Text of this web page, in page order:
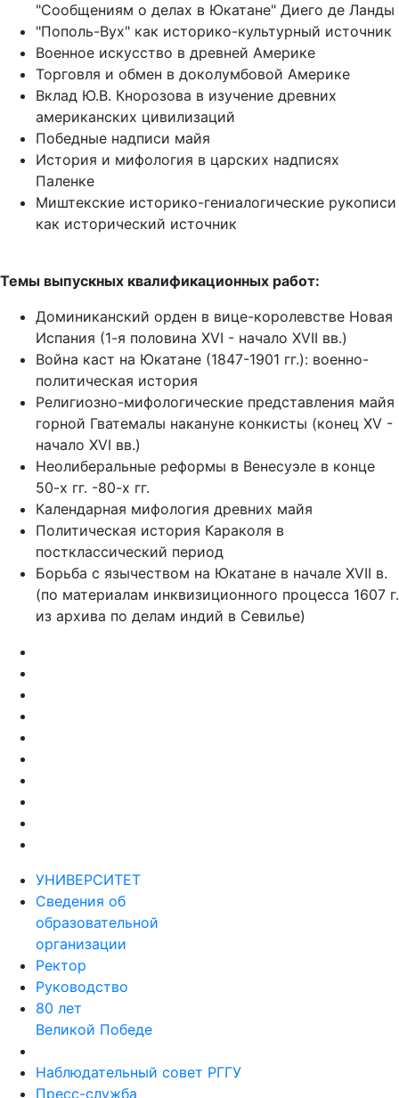
"Сообщениям о делах в Юкатане" Диего де Ланды
"Пополь-Вух" как историко-культурный источник
Военное искусство в древней Америке
Торговля и обмен в доколумбовой Америке
Вклад Ю.В. Кнорозова в изучение древних
американских цивилизаций
Победные надписи майя
История и мифология в царских надписях
Паленке
Миштекские историко-гениалогические рукописи
как исторический источник
Темы выпускных квалификационных работ:
Доминиканский орден в вице-королевстве Новая
Испания (1-я половина XVI - начало XVII вв.)
Война каст на Юкатане (1847-1901 гг.): военно-
политическая история
Религиозно-мифологические представления майя
горной Гватемалы накануне конкисты (конец XV -
начало XVI вв.)
Неолиберальные реформы в Венесуэле в конце
50-х гг. -80-х гг.
Календарная мифология древних майя
Политическая история Караколя в
постклассический период
Борьба с язычеством на Юкатане в начале XVII в.
(по материалам инквизиционного процесса 1607 г.
из архива по делам индий в Севилье)
УНИВЕРСИТЕТ
Сведения об
образовательной
организации
Ректор
Руководство
80 лет
Великой Победе
Наблюдательный совет РГГУ
Пресс-служба